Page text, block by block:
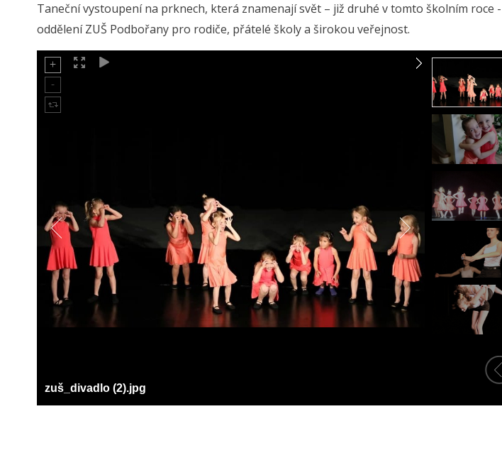
Taneční vystoupení na prknech, která znamenají svět – již druhé v tomto školním roce
oddělení ZUŠ Podbořany pro rodiče, přátelé školy a širokou veřejnost.
zuš_divadlo (2).jpg